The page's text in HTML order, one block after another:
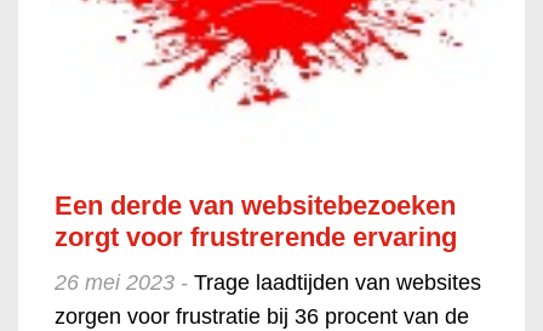
Een derde van websitebezoeken
zorgt voor frustrerende ervaring
26 mei 2023 - Trage laadtijden van websites
zorgen voor frustratie bij 36 procent van de